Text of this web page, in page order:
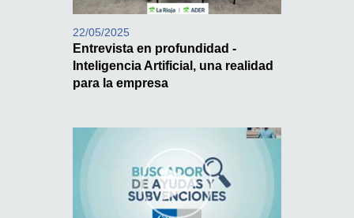
22/05/2025
Entrevista en profundidad -
Inteligencia Artificial, una realidad
para la empresa